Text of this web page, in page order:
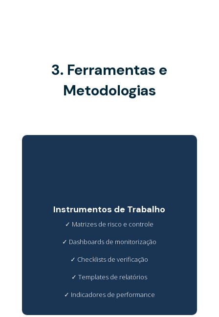
3. Ferramentas e
Metodologias
Instrumentos de Trabalho
✓ Matrizes de risco e controle
✓ Dashboards de monitorização
✓ Checklists de verificação
✓Templates de relatórios
✓ Indicadores de performance